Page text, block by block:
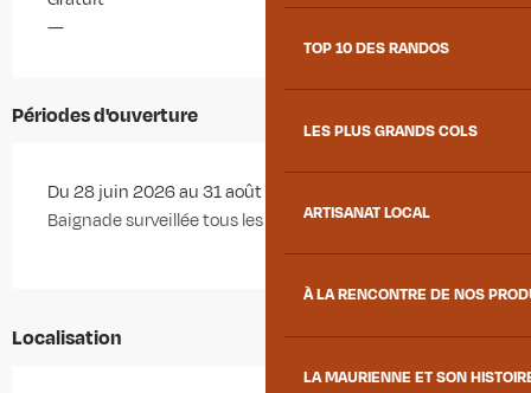
TOP 10 DES RANDOS
LES PLUS GRANDS COLS
ARTISANAT LOCAL
À LA RENCONTRE DE NOS
LA MAURIENNE ET SON
—
Périodes d'ouverture
Du 28 juin 2026 au 31 août 2026 - Ouvert tous les jours
Baignade surveillée tous les jours de 12h30 à 18h.
Localisation